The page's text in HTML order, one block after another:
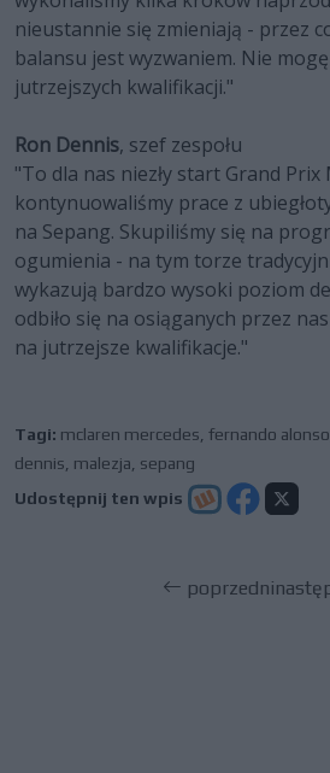
nieustannie się zmieniają - przez
balansu jest wyzwaniem. Nie
jutrzejszych kwalifikacji."
Ron Dennis, szef zespołu
"To dla nas niezły start Grand Prix
kontynuowaliśmy prace z
na Sepang. Skupiliśmy się na
ogumienia - na tym torze
wykazują bardzo wysoki poziom
odbiło się na osiąganych przez
na jutrzejsze kwalifikacje."
Tagi: mclaren mercedes fernando alonso
dennis malezja sepang
Udostępnij ten wpis
poprzedni